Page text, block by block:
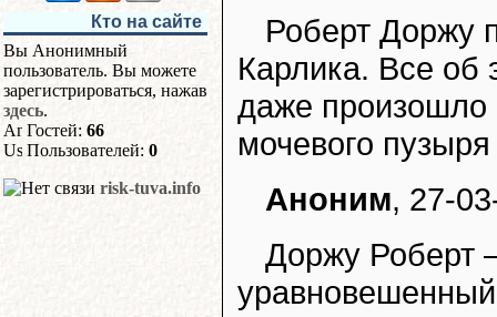
Кто на сайте
Вы Анонимный
пользователь. Вы можете
зарегистрироваться, нажав
здесь.
Гостей: 66
Пользователей: 0
risk-tuva.info
Роберт Доржу
Карлика. Все об
даже произошло
мочевого
Аноним, 27-
Доржу Роберт